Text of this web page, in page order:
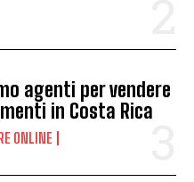
agenti per vendere
in Costa Rica
ONLINE